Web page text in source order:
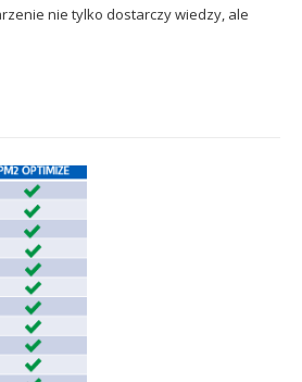
nie tylko dostarczy wiedzy, ale